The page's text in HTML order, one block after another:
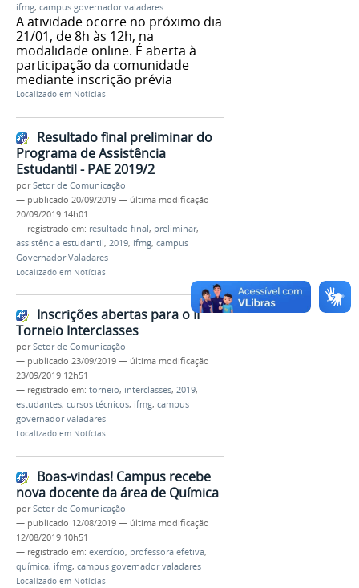
ifmg, campus governador valadares
A atividade ocorre no próximo dia
21/01, de 8h às 12h, na
modalidade online. É aberta à
participação da comunidade
mediante inscrição prévia
Localizado em Notícias
Resultado final preliminar do
Programa de Assistência
Estudantil - PAE 2019/2
porSetor de Comunicação
— publicado 20/09/2019 — última modificação
20/09/2019 14h01
— registrado em: resultado final, preliminar,
assistência estudantil, 2019, ifmg, campus
Governador Valadares
Localizado em Notícias
Inscrições abertas para o II
Torneio Interclasses
porSetor de Comunicação
— publicado 23/09/2019 — última modificação
23/09/2019 12h51
— registrado em: torneio, interclasses, 2019,
estudantes, cursos técnicos, ifmg, campus
governador valadares
Localizado em Notícias
Boas-vindas! Campus recebe
nova docente da área de Química
porSetor de Comunicação
— publicado 12/08/2019 — última modificação
12/08/2019 10h51
— registrado em: exercício, professora efetiva,
química, ifmg, campus governador valadares
Localizado em Notícias